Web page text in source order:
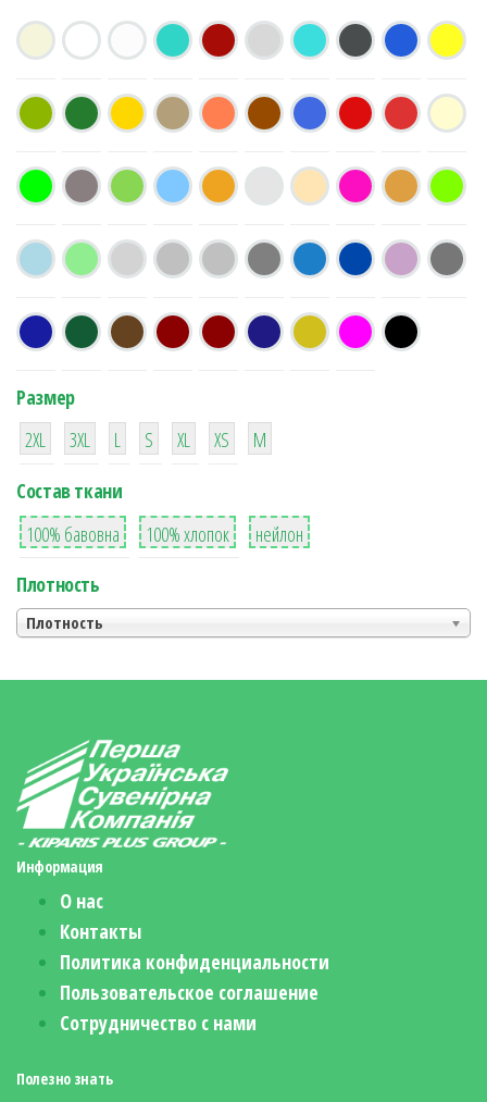
Размер
38
2XL
16
3XL
42
L
42
S
42
XL XS
М
Состав ткани
8
100% бавовна
36
100% хлопок
2
нейлон
Плотность
Плотность
Информация
О нас
Контакты
Политика конфиденциальности
Пользовательское соглашение
Сотрудничество с нами
Полезно знать